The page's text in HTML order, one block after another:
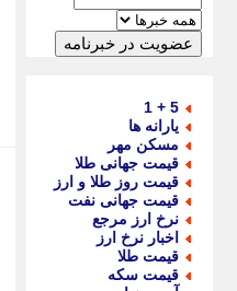
5 + 1
یارانه ها
مسکن مهر
قیمت جهانی طلا
قیمت روز طلا و ارز
قیمت جهانی نفت
نرخ ارز مرجع
اخبار نرخ ارز
قیمت طلا
قیمت سکه